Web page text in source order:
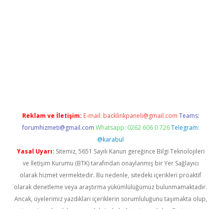
Reklam ve İletişim: E-mail: backlinkpaneli@gmail.com Teams:
forumhizmeti@gmail.com Whatsapp: 0262 606 0 726 Telegram:
@karabul
Yasal Uyarı: Sitemiz, 5651 Sayılı Kanun gereğince Bilgi Teknolojileri
ve İletişim Kurumu (BTK) tarafından onaylanmış bir Yer Sağlayıcı
olarak hizmet vermektedir. Bu nedenle, sitedeki içerikleri proaktif
olarak denetleme veya araştırma yükümlülüğümüz bulunmamaktadır.
Ancak, üyelerimiz yazdıkları içeriklerin sorumluluğunu taşımakta olup,